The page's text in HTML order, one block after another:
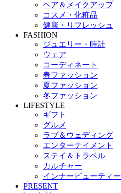
ヘア＆メイクアップ
コスメ・化粧品
健康・リフレッシュ
FASHION
ジュエリー・時計
ウェア
コーディネート
春ファッション
夏ファッション
冬ファッション
LIFESTYLE
ギフト
グルメ
ラブ＆ウェディング
エンターテイメント
ステイ＆トラベル
カルチャー
インナービューティー
PRESENT